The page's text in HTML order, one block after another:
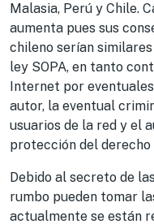
Malasia, Perú y Chile.
aumenta pues sus
chileno serían
ley SOPA, en tanto
Internet por
autor, la eventual
usuarios de la red y el
protección del derecho
Debido al secreto de
rumbo pueden tomar
actualmente se están